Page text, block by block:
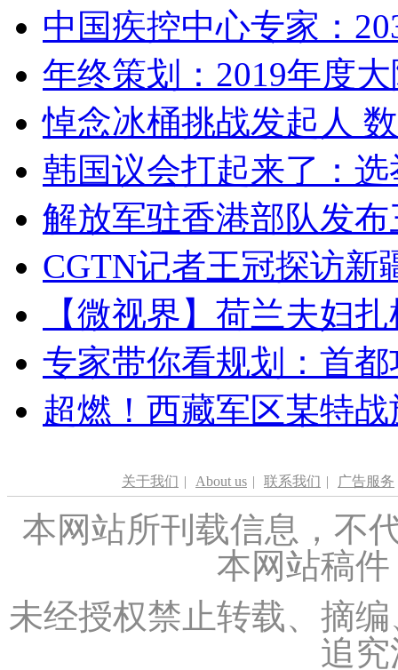
中国疾控中心专家：
年终策划：2019年度
悼念冰桶挑战发起人
韩国议会打起来了：
解放军驻香港部队发
CGTN记者王冠探访新
【微视界】荷兰夫妇
专家带你看规划：首
超燃！西藏军区某特
关于我们 | About us | 联系我们 | 广告服务
本网站所刊载信息，不
本网站稿
未经授权禁止转载、摘
追